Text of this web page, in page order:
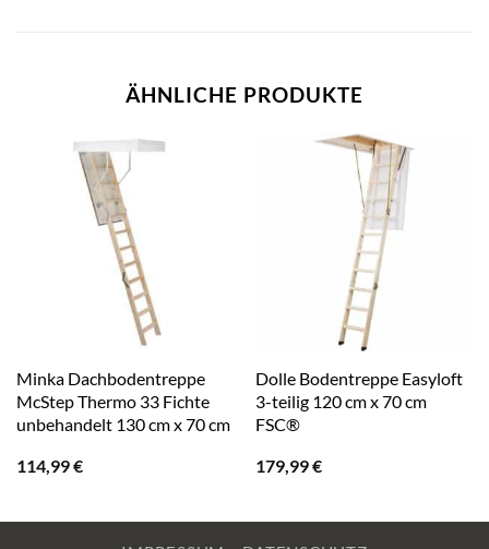
ÄHNLICHE PRODUKTE
Minka Dachbodentreppe
McStep Thermo 33 Fichte
unbehandelt 130 cm x 70 cm
114,99€
Dolle Bodentreppe Easyloft
3-teilig 120 cm x 70 cm
FSC®
179,99€